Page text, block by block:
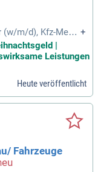
(w/m/d), Kfz-Mech
d)? Wir freuen u
(z. B.
+
|
Leistungen
Heute veröffentlicht
Fahrzeuge